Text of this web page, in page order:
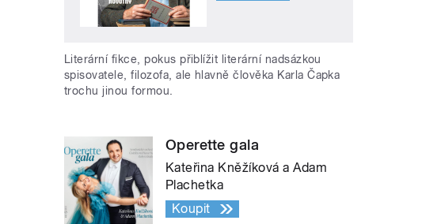
Literární fikce, pokus přiblížit literární nadsázkou
spisovatele, filozofa, ale hlavně člověka Karla Čapka
trochu jinou formou.
Operette gala
Kateřina Kněžíková a Adam
Plachetka
Koupit